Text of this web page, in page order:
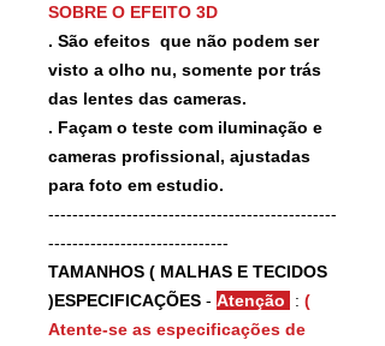
SOBRE O EFEITO 3D
. São efeitos que não podem ser
visto a olho nu, somente por trás
das lentes das cameras.
. Façam o teste com iluminação e
cameras profissional, ajustadas
para foto em estudio.
------------------------------------------------
------------------------------
TAMANHOS ( MALHAS E TECIDOS
)ESPECIFICAÇÕES - Atenção : (
Atente-se as especificações de